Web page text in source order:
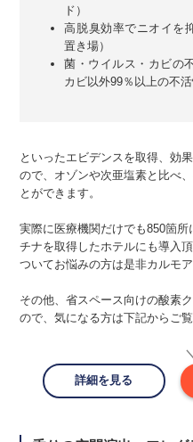
ド）
高脱臭効率でニオイを
置き場）
菌・ウイルス・カビの
カビ以外99％以上の不活
といったエビデンスを取得、効
ので、オゾンや次亜塩素と比べ
とができます。
実際に医療機関だけでも850箇
チナを取得したホテルにも導入
ついてお悩みの方は是非カルモ
その他、省スペース向けの酸素
ので、気になる方は下記からご
詳細を見る